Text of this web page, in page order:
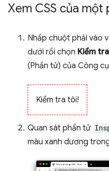
Xem CSS của một
Nhấp chuột phải vào
dưới rồi chọn Kiểm tra
(Phần tử) của Công
Kiểm tra tôi!
Quan sát phần tử
màu xanh dương